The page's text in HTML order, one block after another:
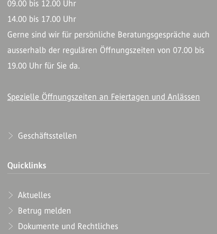
09.00 bis 12.00 Uhr
14.00 bis 17.00 Uhr
Gerne sind wir für persönliche Beratungsgespräche auch
ausserhalb der regulären Öffnungszeiten von 07.00 bis
19.00 Uhr für Sie da.
Spezielle Öffnungszeiten an Feiertagen und Anlässen
Geschäftsstellen
Quicklinks
Aktuelles
Betrug melden
Dokumente und Rechtliches